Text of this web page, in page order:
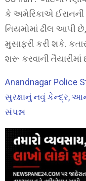
કે અમેરિકાએ ઈરાનની
નિયમોમાં ઢીલ આપી
મુસાફરી કરી શકે.
શરૂ કરવાની
Anandnagar Police
સુરક્ષાનું નવું કેન્દ્ર,
સંપન્ન